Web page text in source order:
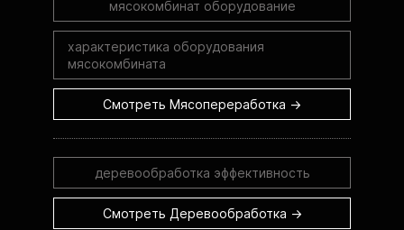
мясокомбинат оборудование
характеристика оборудования
мясокомбината
Смотреть Мясопереработка →
деревообработка эффективность
Смотреть Деревообработка →